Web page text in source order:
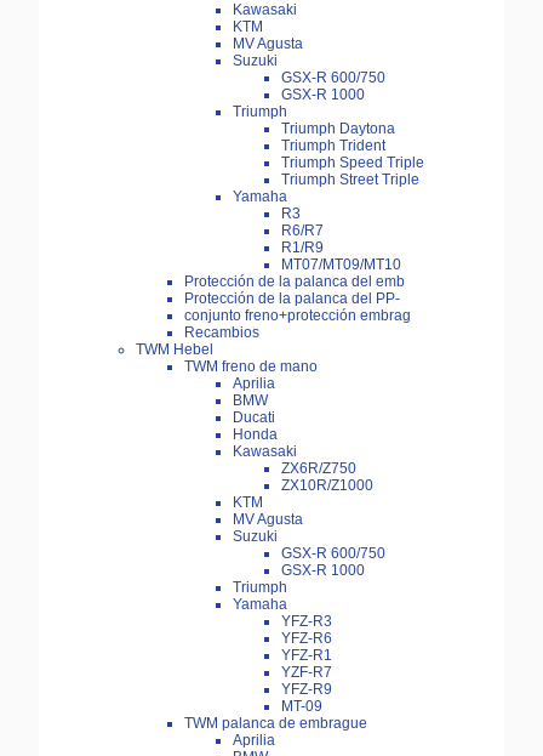
Kawasaki
KTM
MV Agusta
Suzuki
GSX-R 600/750
GSX-R 1000
Triumph
Triumph Daytona
Triumph Trident
Triumph Speed Triple
Triumph Street Triple
Yamaha
R3
R6/R7
R1/R9
MT07/MT09/MT10
Protección de la palanca del emb
Protección de la palanca del PP-
conjunto freno+protección embrag
Recambios
TWM Hebel
TWM freno de mano
Aprilia
BMW
Ducati
Honda
Kawasaki
ZX6R/Z750
ZX10R/Z1000
KTM
MV Agusta
Suzuki
GSX-R 600/750
GSX-R 1000
Triumph
Yamaha
YFZ-R3
YFZ-R6
YFZ-R1
YZF-R7
YFZ-R9
MT-09
TWM palanca de embrague
Aprilia